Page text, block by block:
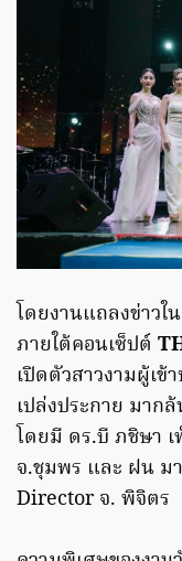
โดยงานแถลงข่าว
ภายใต้คอนเซ็ปต์
เปิดตัวสาวงามผู้เ
เปล่งประกาย มาก
โดยมี ดร.บี ภชิษา
จ.ชุมพร และ ฝน ม
Director จ. พิจิตร